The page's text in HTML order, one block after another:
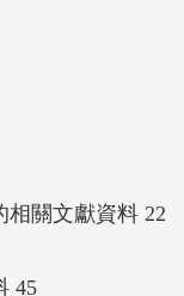
說明以及模式使
，建議可透過搜
善所需之施工時
影響因子。
關文獻資料 22
45